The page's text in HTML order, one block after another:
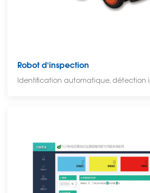
Robot d'inspection
Identification automatique, détection